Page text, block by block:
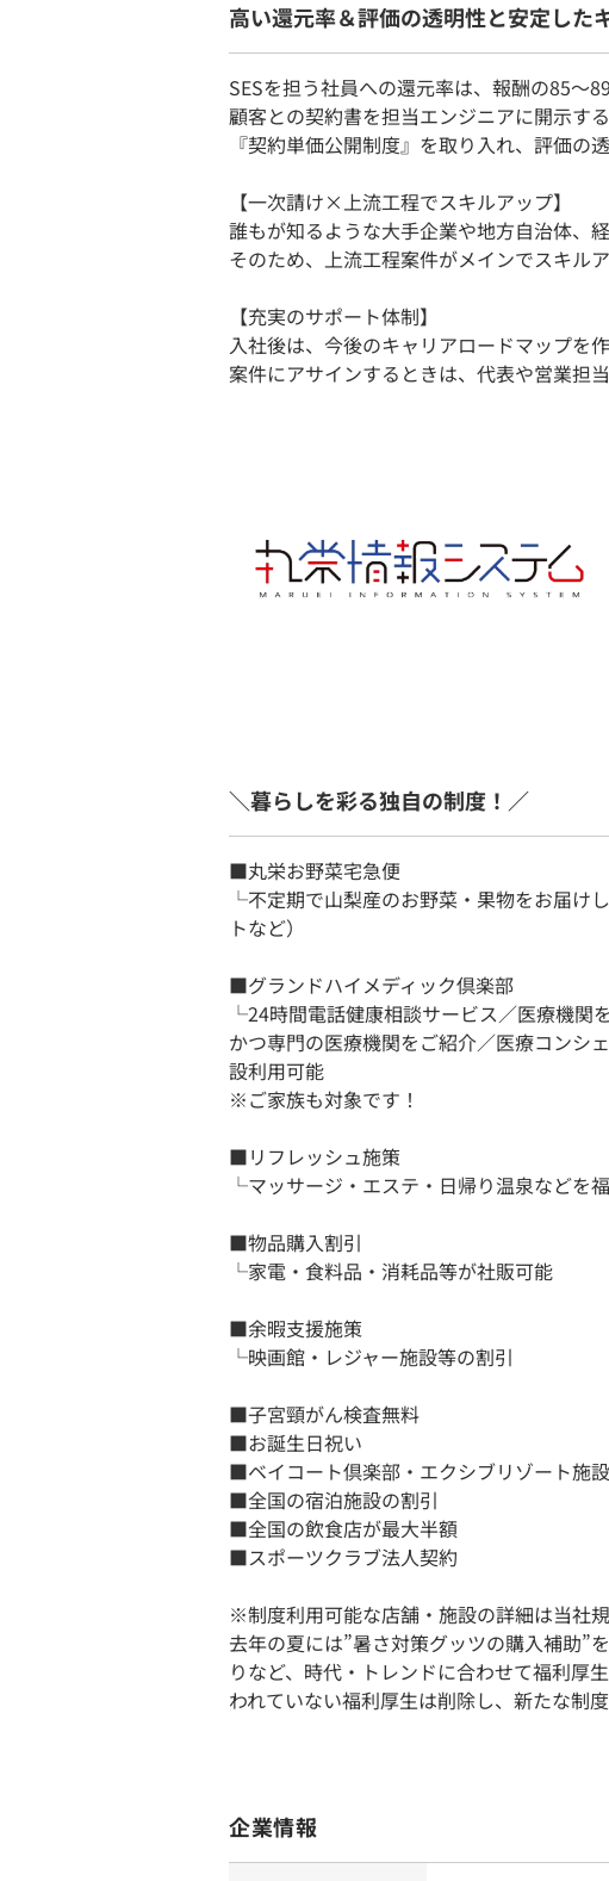
高い還元率＆評価の透明性と安定した
SESを担う社員への還元率は、報酬の85～
顧客との契約書を担当エンジニアに開示する
『契約単価公開制度』を取り入れ、評価の
【一次請け×上流工程でスキルアップ】
誰もが知るような大手企業や地方自治体、
そのため、上流工程案件がメインでスキル
【充実のサポート体制】
入社後は、今後のキャリアロードマップを作
案件にアサインするときは、代表や営業担
＼暮らしを彩る独自の制度！／
■丸栄お野菜宅急便
└不定期で山梨産のお野菜・果物をお届け
トなど）
■グランドハイメディック倶楽部
└24時間電話健康相談サービス／医療機関
かつ専門の医療機関をご紹介／医療コンシ
設利用可能
※ご家族も対象です！
■リフレッシュ施策
└マッサージ・エステ・日帰り温泉などを
■物品購入割引
└家電・食料品・消耗品等が社販可能
■余暇支援施策
└映画館・レジャー施設等の割引
■子宮頸がん検査無料
■お誕生日祝い
■ベイコート倶楽部・エクシブリゾート施
■全国の宿泊施設の割引
■全国の飲食店が最大半額
■スポーツクラブ法人契約
※制度利用可能な店舗・施設の詳細は当社規
去年の夏には”暑さ対策グッツの購入補助”
りなど、時代・トレンドに合わせて福利厚
われていない福利厚生は削除し、新たな制度
企業情報